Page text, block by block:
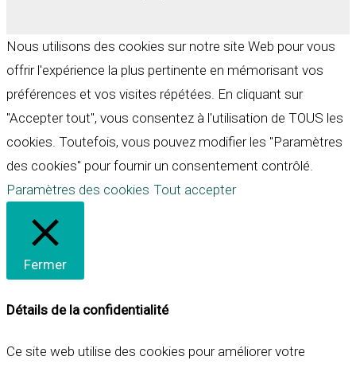
Nous utilisons des cookies sur notre site Web pour vous
offrir l'expérience la plus pertinente en mémorisant vos
préférences et vos visites répétées. En cliquant sur
"Accepter tout", vous consentez à l'utilisation de TOUS les
cookies. Toutefois, vous pouvez modifier les "Paramètres
des cookies" pour fournir un consentement contrôlé.
Paramètres des cookies Tout accepter
Fermer
Détails de la confidentialité
Ce site web utilise des cookies pour améliorer votre